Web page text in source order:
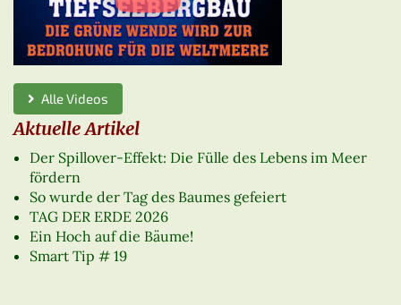
Alle Videos
Aktuelle Artikel
Der Spillover-Effekt: Die Fülle des Lebens im Meer
fördern
So wurde der Tag des Baumes gefeiert
TAG DER ERDE 2026
Ein Hoch auf die Bäume!
Smart Tip # 19